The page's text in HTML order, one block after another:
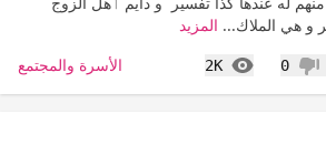
و هي الملاك... المزيد
عدم إعجاب
0
2K
المشاهدات الأسرة والمجتمع